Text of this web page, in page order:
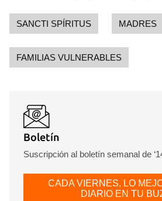
SANCTI SPÍRITUS MADRES
FAMILIAS VULNERABLES
Boletín
Suscripción al boletín semanal de
CADA VIERNES, LO
DIARIO EN TU